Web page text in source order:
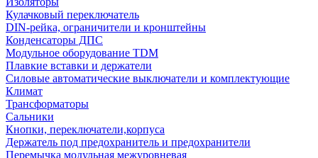
Кулачковый переключатель
DIN-рейка, ограничители и кронштейны
Конденсаторы ДПС
Модульное оборудование TDM
Плавкие вставки и держатели
Силовые автоматические выключатели и комплектующие
Климат
Трансформаторы
Сальники
Кнопки, переключатели,корпуса
Держатель под предохранитель и предохранители
Перемычка модульная межуровневая